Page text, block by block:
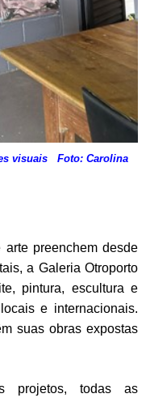
visuais Foto: Carolina
preenchem desde
a Galeria Otroporto
pintura, escultura e
e internacionais.
suas obras expostas
projetos, todas as